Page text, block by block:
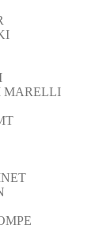
MARELLI